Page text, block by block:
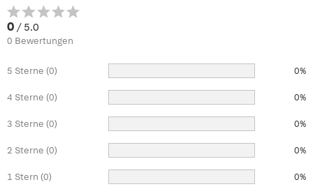
0 / 5.0
0 Bewertungen
5 Sterne (0) 0%
4 Sterne (0) 0%
3 Sterne (0) 0%
2 Sterne (0) 0%
1 Stern (0) 0%